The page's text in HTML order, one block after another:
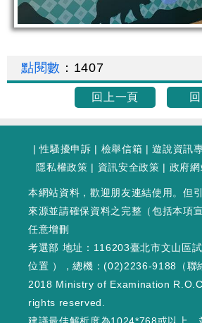
點閱數 ： 1407
回上一頁
|性騷擾申訴 | 檢舉信箱 |遊說資訊
隱私權政策 | 資訊安全政策 | 政府
本網站資料，歡迎朋友連結使用。但
來源並請確保資料之完整（包括本項
任意增刪
考選部 地址：116203臺北市文山區
位置 ），總機：(02)2236-9188（聯
2018 Ministry of Examination
rights reserved.